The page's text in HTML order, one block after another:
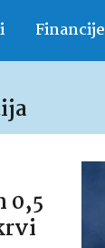
Financije
0,5